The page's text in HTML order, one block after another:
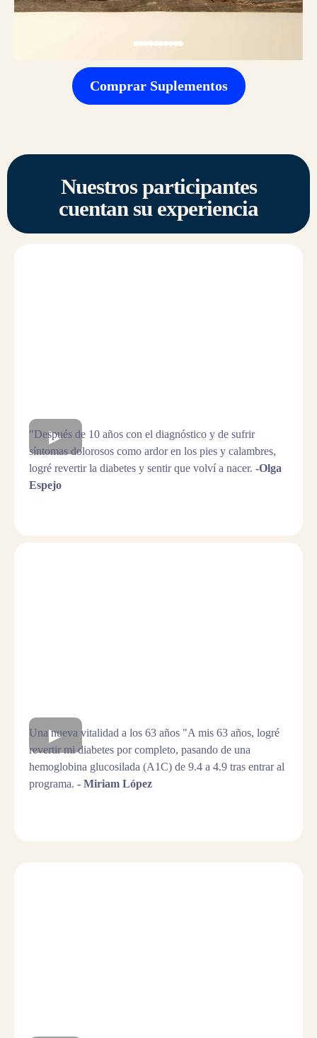
Comprar Suplementos
Nuestros participantes
cuentan su experiencia
"Después de 10 años con el diagnóstico y de sufrir
síntomas dolorosos como ardor en los pies y calambres,
logré revertir la diabetes y sentir que volví a nacer. -Olga
Espejo
Una nueva vitalidad a los 63 años "A mis 63 años, logré
revertir mi diabetes por completo, pasando de una
hemoglobina glucosilada (A1C) de 9.4 a 4.9 tras entrar al
programa. - Miriam López